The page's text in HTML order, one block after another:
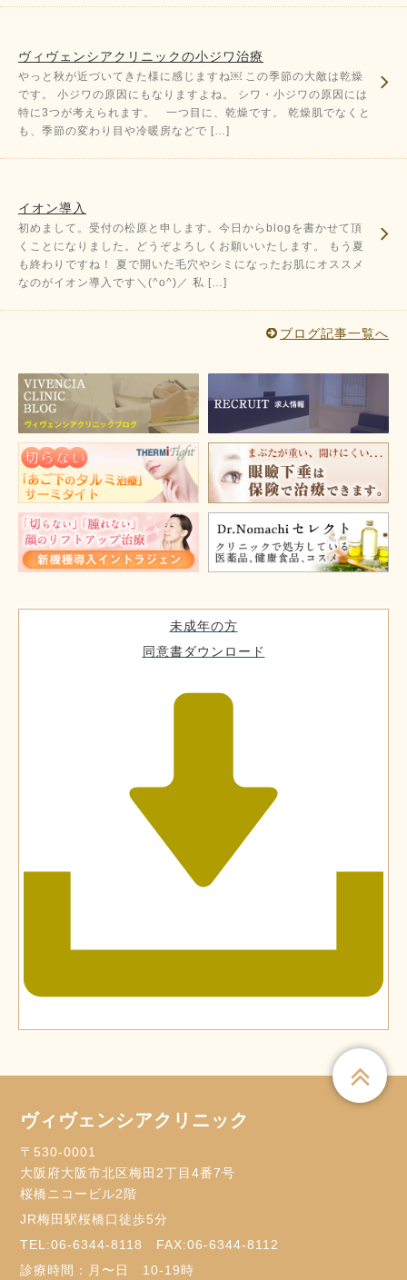
ヴィヴェンシアクリニックの小ジワ治療
やっと秋が近づいてきた様に感じますね￼ この季節の大敵は乾燥
です。 小ジワの原因にもなりますよね。 シワ・小ジワの原因には
特に3つが考えられます。 一つ目に、乾燥です。 乾燥肌でなくと
も、季節の変わり目や冷暖房などで […]
イオン導入
初めまして。受付の松原と申します。今日からblogを書かせて頂
くことになりました。どうぞよろしくお願いいたします。 もう夏
も終わりですね！ 夏で開いた毛穴やシミになったお肌にオススメ
なのがイオン導入です＼(^o^)／ 私 […]
ブログ記事一覧へ
未成年の方
同意書ダウンロード
ヴィヴェンシアクリニック
〒530-0001
大阪府大阪市北区梅田2丁目4番7号
桜橋ニコービル2階
JR梅田駅桜橋口徒歩5分
TEL:06-6344-8118
FAX:06-6344-8112
診療時間：月〜日 10-19時